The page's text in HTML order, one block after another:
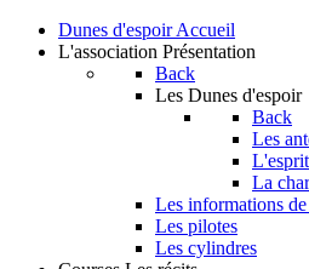
Dunes d'espoir Accueil
L'association Présentation
Back
Les Dunes d'espoir
Back
Les
La
Les informations
Les pilotes
Les cylindres